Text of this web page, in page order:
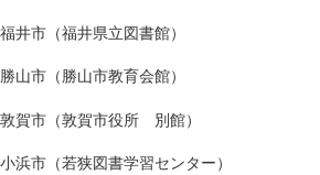
市（福井県立図書館）
市（勝山市教育会館）
市（敦賀市役所 別館）
市（若狭図書学習センター）